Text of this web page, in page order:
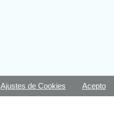
Ajustes de Cookies Acepto